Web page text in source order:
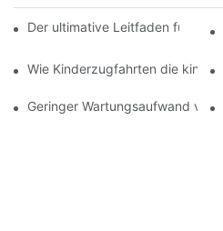
Der ultimative Leitfaden für
Wie Kinderzugfahrten die
Geringer Wartungsaufwand vs.